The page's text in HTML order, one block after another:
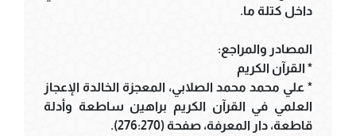
داخل كتلة ما.
المصادر والمراجع:
* القرآن الكريم
* علي محمد محمد الصلابي، المعجزة الخالدة الإعجاز
العلمي في القرآن الكريم براهين ساطعة وأدلة
قاطعة، دار المعرفة، صفحة (276:270).